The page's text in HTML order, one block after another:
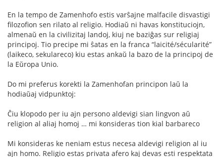
En la tempo de Zamenhofo estis varŝajne malfacile disvastigi
filozofion sen rilato al religio. Hodiaŭ ni havas konstituciojn,
almenaŭ en la civilizitaj landoj, kiuj ne baziĝas sur religiaj
principoj. Tio precipe mi ŝatas en la franca “laicité/sécularité”
(laikeco, sekulareco) kiu estas ankaŭ la bazo de la principoj de
la Eŭropa Unio.
Do mi preferus korekti la Zamenhofan principon laŭ la
hodiaŭaj vidpunktoj:
Ĉiu klopodo per iu ajn persono aldevigi sian lingvon aŭ
religion al aliaj homoj … mi konsideras tion kial barbareco
Mi konsideras ke neniam estus necesa aldevigi religion al iu
ajn homo. Religio estas privata afero kaj devas esti respektata